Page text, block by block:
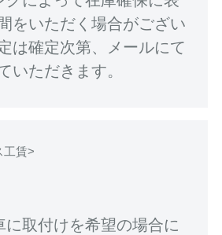
をいただく場合がござい
は確定次第、メールにて
いただきます。
工賃>
に取付けを希望の場合に